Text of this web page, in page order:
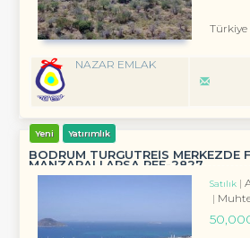
NAZAR EMLAK
Yeni Yatırımlık
BODRUM TURGUTREİS MERKEZDE
MANZARALI ARSA REF-2827
Satılık